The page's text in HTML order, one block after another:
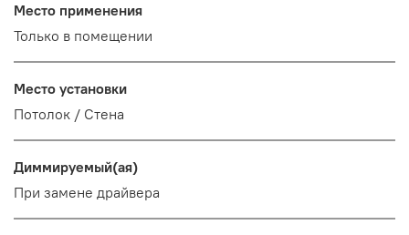
Место применения
Только в помещении
Место установки
Потолок / Cтена
Диммируемый(ая)
При замене драйвера